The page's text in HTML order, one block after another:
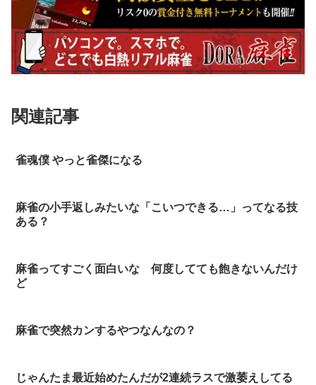
関連記事
雀魂僕 やっと雀傑になる
麻雀の小手返しみたいな「こいつできる…」ってなる技
ある？
麻雀ってすごく面白いな 何度してても飽きないんだけ
ど
麻雀で突然カンするやつなんなの？
じゃんたま最近始めたんだが2連続ラスで激萎えしてる